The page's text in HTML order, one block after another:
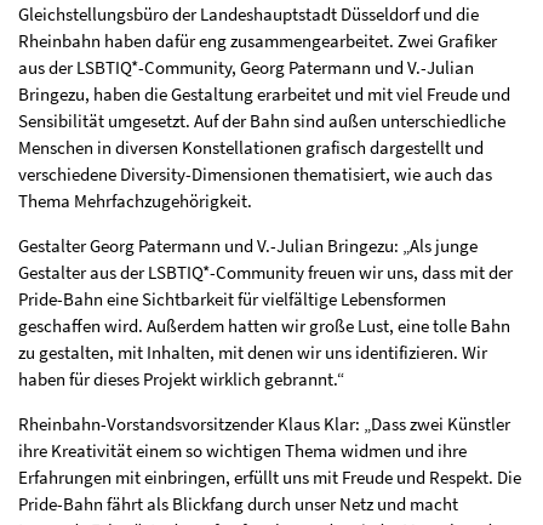
Gleichstellungsbüro der Landeshauptstadt Düsseldorf und die
Rheinbahn haben dafür eng zusammengearbeitet. Zwei Grafiker
aus der LSBTIQ*-Community, Georg Patermann und V.-Julian
Bringezu, haben die Gestaltung erarbeitet und mit viel Freude und
Sensibilität umgesetzt. Auf der Bahn sind außen unterschiedliche
Menschen in diversen Konstellationen grafisch dargestellt und
verschiedene Diversity-Dimensionen thematisiert, wie auch das
Thema Mehrfachzugehörigkeit.
Gestalter Georg Patermann und V.-Julian Bringezu: „Als junge
Gestalter aus der LSBTIQ*-Community freuen wir uns, dass mit der
Pride-Bahn eine Sichtbarkeit für vielfältige Lebensformen
geschaffen wird. Außerdem hatten wir große Lust, eine tolle Bahn
zu gestalten, mit Inhalten, mit denen wir uns identifizieren. Wir
haben für dieses Projekt wirklich gebrannt.“
Rheinbahn-Vorstandsvorsitzender Klaus Klar: „Dass zwei Künstler
ihre Kreativität einem so wichtigen Thema widmen und ihre
Erfahrungen mit einbringen, erfüllt uns mit Freude und Respekt. Die
Pride-Bahn fährt als Blickfang durch unser Netz und macht